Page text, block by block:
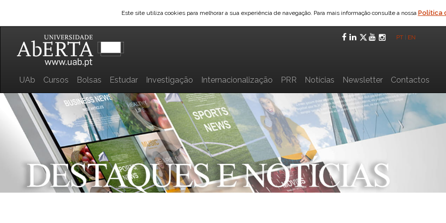
Este site utiliza cookies para melhorar a sua experiência de navegação. Para mais informação consulte a nossa Política
Facebook
LinkedIn
Twitter
YouTube
PT EN
UAb Cursos Bolsas Estudar Investigação Internacionalização PRR Notícias Newsletter Contactos